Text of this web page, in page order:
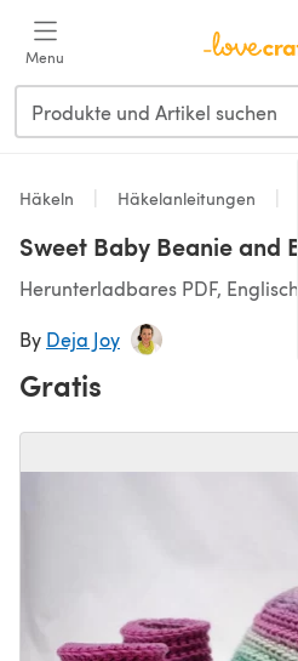
Menu
Häkeln Häkelanleitungen
Sweet Baby Beanie and
Herunterladbares PDF, Englisch
By Deja Joy
Gratis